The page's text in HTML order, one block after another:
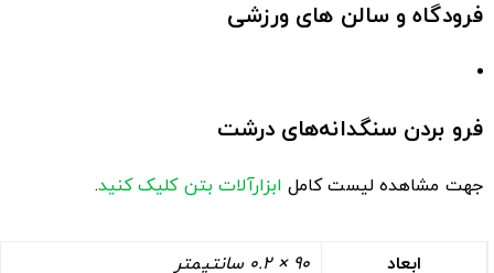
فرودگاه و سالن های ورزشی
فرو بردن سنگدانه‌های درشت
جهت مشاهده لیست کامل ابزارآلات بتن کلیک کنید.
ابعاد 90 × 0.2 سانتیمتر